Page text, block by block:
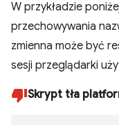
W przykładzie
przechowywania
zmienna może być
sesji przeglądarki
Skrypt tła